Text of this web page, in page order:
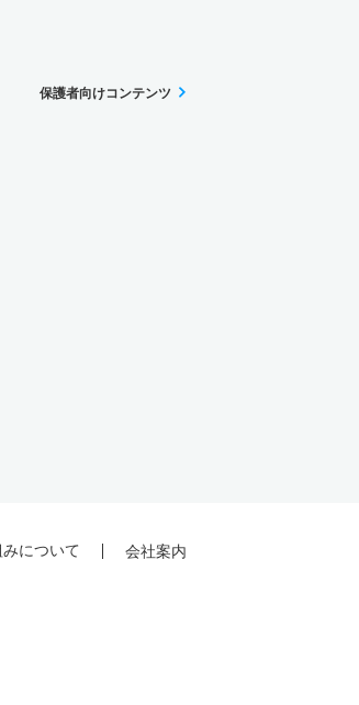
保護者向けコンテンツ
について 会社案内